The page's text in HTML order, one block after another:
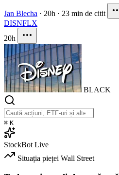
Jan Blecha · 20h · 23 min de citit
DISNFLX
20h
BLACK
⌘ K
StockBot Live
Situația pieței Wall Street